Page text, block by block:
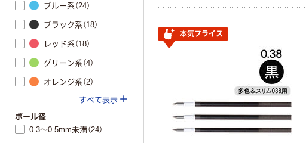
本気プライス
ブルー系（24）
ブラック系（18）
レッド系（18）
グリーン系（4）
オレンジ系（2）
すべて表示
ボール径
0.3～0.5mm未満（24）